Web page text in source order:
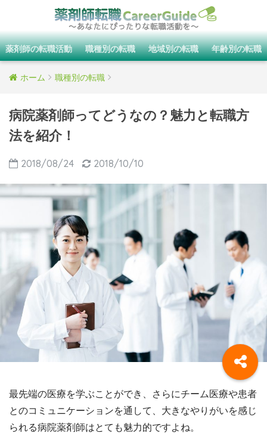
薬剤師の転職活動 職種別の転職 地域別の転職 年齢別の転職
ホーム 職種別の転職
病院薬剤師ってどうなの？魅力と転職方
法を紹介！
2018/08/24 2018/10/10
最先端の医療を学ぶことができ、さらにチーム医療や患者
とのコミュニケーションを通して、大きなやりがいを感じ
られる病院薬剤師はとても魅力的ですよね。